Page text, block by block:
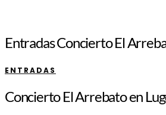
Entradas Concierto El
ENTRADAS
Concierto El Arrebato en